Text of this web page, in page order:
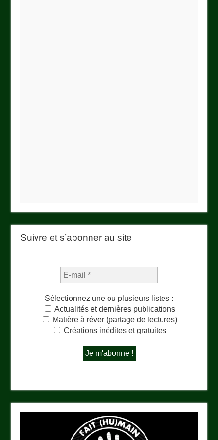
Suivre et s’abonner au site
Sélectionnez une ou plusieurs listes :
Actualités et dernières publications
Matière à rêver (partage de lectures)
Créations inédites et gratuites